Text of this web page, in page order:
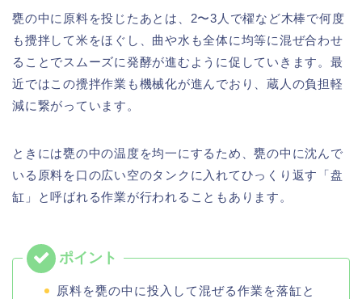
甕の中に原料を投じたあとは、2〜3人で櫂など木棒で何度
も攪拌して米をほぐし、曲や水も全体に均等に混ぜ合わせ
ることでスムーズに発酵が進むように促していきます。最
近ではこの攪拌作業も機械化が進んでおり、蔵人の負担軽
減に繋がっています。
ときには甕の中の温度を均一にするため、甕の中に沈んで
いる原料を口の広い空のタンクに入れてひっくり返す「盘
缸」と呼ばれる作業が行われることもあります。
原料を甕の中に投入して混ぜる作業を落缸と